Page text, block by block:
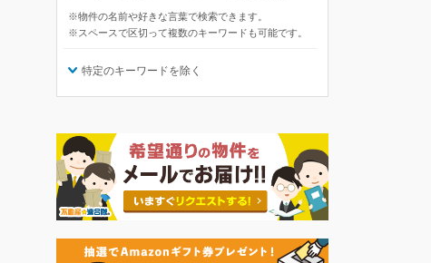
※物件の名前や好きな言葉で検索できます。
※スペースで区切って複数のキーワードも可能です。
特定のキーワードを除く